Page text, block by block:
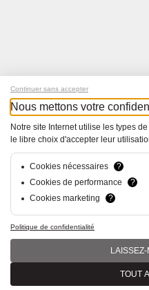
Tous droits
Continuer sans accepter
Nous mettons votre
Notre site Internet utilise les types
le libre choix d'accepter leur
Cookies nécessaires
?
Cookies de performance
?
Cookies marketing
?
Politique de confidentialité
TOUT